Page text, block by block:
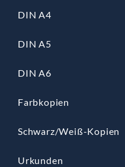
DIN A4
DIN A5
DIN A6
Farbkopien
Schwarz/Weiß-Kopien
Urkunden